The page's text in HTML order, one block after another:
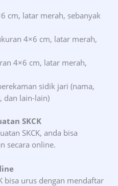
cm, latar merah, sebanyak
4×6 cm, latar merah,
4×6 cm, latar merah,
sidik jari (nama,
dan lain-lain)
SKCK
SKCK, anda bisa
secara online.
bisa urus dengan mendaftar